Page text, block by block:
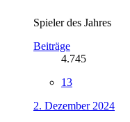
Spieler des Jahres
Beiträge
4.745
13
2. Dezember 2024